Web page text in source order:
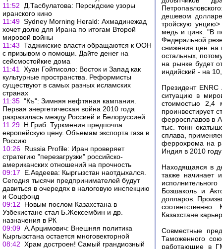
11:52
Д.Тасбулатова: Персидские узоры
иранского кино
11:49 Sydney Morning Herald: Ахмадинежад
хочет долю для Ирана по итогам Второй
мировой войны
11:43 Таджикские власти обращаются к ООН
с призывом о помощи. Дайте денег на
сейсмостойкие дома
11:41
Хуан Гойтисоло: Восток и Запад как
культурные пространства. Реформисты
существуют в самых разных исламских
странах
11:35 "Къ": Зимняя нефтяная кампания.
Первая энергетическая война 2010 года
разразилась между Россией и Белоруссией
11:29 Н.Гриб: Туркмения предпочла
европейскую цену. Объемам экспорта газа в
Россию
10:26 Russia Profile: Иран проверяет
стратегию "перезагрузки" российско-
американских отношений на прочность
09:17
Е.Авдеева: Кыргызстан наотдыхался.
Сегодня тысячи предпринимателей будут
давиться в очередях в налоговую инспекцию
и Соцфонд
09:12
Новым послом Казахстана в
Узбекистане стал Б.Жексембин и др.
назначения в РК
09:09 А.Арцимович: Внешняя политика
Кыргызстана остается многовекторной
08:42 Храм достроен! Самый грандиозный
дешевом
тройскую
медь и цинк. "В
Федеральной
снижения цен на
остальных,
на рынке будет
индийский - на
Президент
ситуацию в
стоимостью 2,4
проинвестирует
ферросплавов в
тыс. тонн
сплава,
феррохрома на
Индия в 2010
Находящаяся в
также начинает
Бозшаколь и
долларов.
Казахстане
Совместные
Таможенного
работающие в